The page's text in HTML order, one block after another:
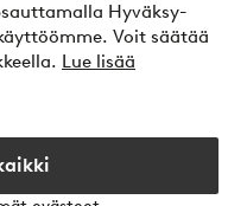
Hyväksy-
Voit säätää
Lue lisää